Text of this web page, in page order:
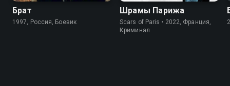
Брат
1997, Россия, Боевик
Шрамы Парижа
Scars of Paris • 2022, Франция,
Криминал